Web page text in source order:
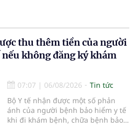
thu thêm tiền của người
không đăng ký khám
07:07 | 06/08/2026
Tin tức
Bộ Y tế nhận được một số phản
ánh của người bệnh bảo hiểm y tế
khi đi khám bệnh, chữa bệnh bảo